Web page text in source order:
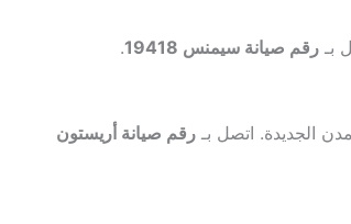
بـ رقم صيانة سيمنس 19418 .
الجديدة. اتصل بـ رقم صيانة أريستون